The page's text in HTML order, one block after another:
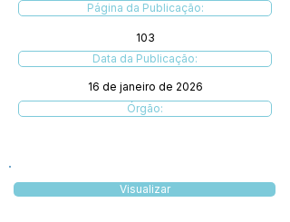
Página da Publicação:
103
Data da Publicação:
16 de janeiro de 2026
Órgão:
Visualizar